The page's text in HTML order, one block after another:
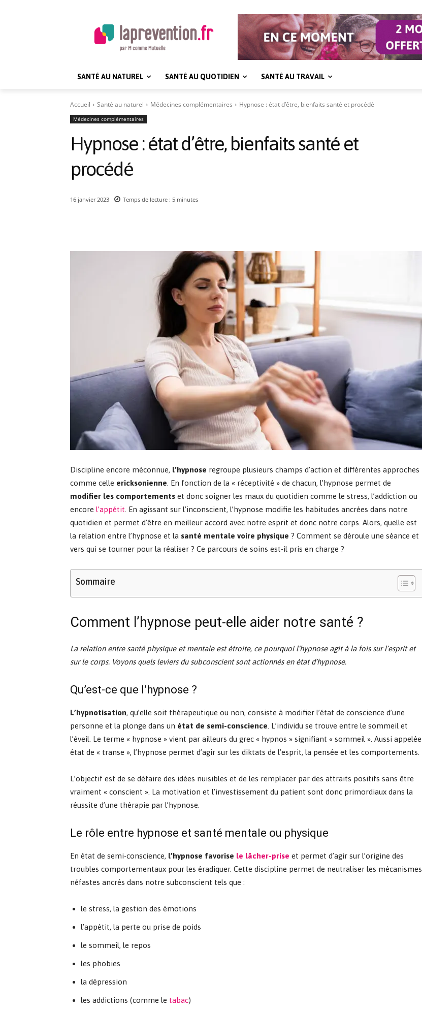
SANTÉ AU NATUREL SANTÉ AU QUOTIDIEN SANTÉ AU TRAVAIL
Accueil Santé au naturel Médecines complémentaires Hypnose : état d’être, bienfaits santé et procédé
Médecines complémentaires
Hypnose : état d’être, bienfaits santé et
procédé
16 janvier 2023 Temps de lecture : 5 minutes
Discipline encore méconnue, l’hypnose regroupe plusieurs champs d’action et différentes approches
comme celle ericksonienne . En fonction de la « réceptivité » de chacun, l’hypnose permet de
modifier les comportements et donc soigner les maux du quotidien comme le stress, l’addiction ou
encore l’appétit . En agissant sur l’inconscient, l’hypnose modifie les habitudes ancrées dans notre
quotidien et permet d’être en meilleur accord avec notre esprit et donc notre corps. Alors, quelle est
la relation entre l’hypnose et la santé mentale voire physique ? Comment se déroule une séance et
vers qui se tourner pour la réaliser ? Ce parcours de soins est-il pris en charge ?
Sommaire
Comment l’hypnose peut-elle aider notre santé ?
La relation entre santé physique et mentale est étroite, ce pourquoi l’hypnose agit à la fois sur l’esprit et
sur le corps. Voyons quels leviers du subconscient sont actionnés en état d’hypnose.
Qu’est-ce que l’hypnose ?
L’hypnotisation, qu’elle soit thérapeutique ou non, consiste à modifier l’état de conscience d’une
personne et la plonge dans un état de semi-conscience . L’individu se trouve entre le sommeil et
l’éveil. Le terme « hypnose » vient par ailleurs du grec « hypnos » signifiant « sommeil ». Aussi appelée
état de « transe », l’hypnose permet d’agir sur les diktats de l’esprit, la pensée et les comportements.
L’objectif est de se défaire des idées nuisibles et de les remplacer par des attraits positifs sans être
vraiment « conscient ». La motivation et l’investissement du patient sont donc primordiaux dans la
réussite d’une thérapie par l’hypnose.
Le rôle entre hypnose et santé mentale ou physique
En état de semi-conscience, l’hypnose favorise le lâcher-prise et permet d’agir sur l’origine des
troubles comportementaux pour les éradiquer. Cette discipline permet de neutraliser les mécanismes
néfastes ancrés dans notre subconscient tels que :
le stress, la gestion des émotions
l’appétit, la perte ou prise de poids
le sommeil, le repos
les phobies
la dépression
les addictions (comme le tabac)